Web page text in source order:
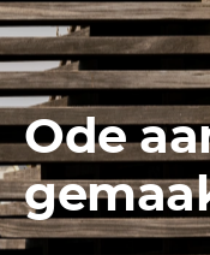
Ode